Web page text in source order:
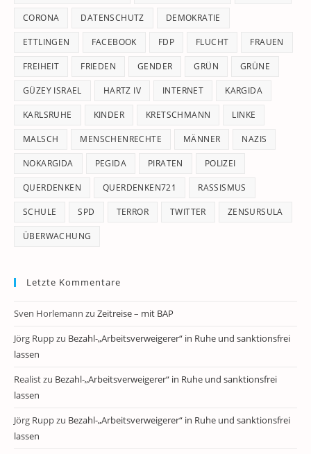
CORONA DATENSCHUTZ DEMOKRATIE
ETTLINGEN FACEBOOK FDP FLUCHT FRAUEN
FREIHEIT FRIEDEN GENDER GRÜN GRÜNE
GÜZEY ISRAEL HARTZ IV INTERNET KARGIDA
KARLSRUHE KINDER KRETSCHMANN LINKE
MALSCH MENSCHENRECHTE MÄNNER NAZIS
NOKARGIDA PEGIDA PIRATEN POLIZEI
QUERDENKEN QUERDENKEN721 RASSISMUS
SCHULE SPD TERROR TWITTER ZENSURSULA
ÜBERWACHUNG
Letzte Kommentare
Sven Horlemann zu Zeitreise – mit BAP
Jörg Ruppzu Bezahl-„Arbeitsverweigerer“ in Ruhe und sanktionsfrei
lassen
Realistzu Bezahl-„Arbeitsverweigerer“ in Ruhe und sanktionsfrei
lassen
Jörg Ruppzu Bezahl-„Arbeitsverweigerer“ in Ruhe und sanktionsfrei
lassen